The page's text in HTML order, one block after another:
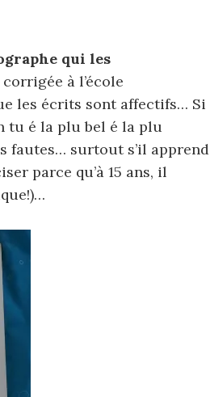
qui les
à l’école
les écrits sont affectifs… Si
tu é la plu bel é la plu
fautes… surtout s’il apprend
parce qu’à 15 ans, il